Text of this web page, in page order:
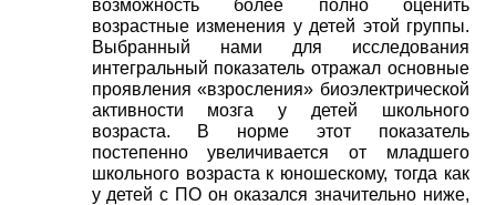
возможность более полно оценить
возрастные изменения у детей этой группы.
Выбранный нами для исследования
интегральный показатель отражал основные
проявления «взросления» биоэлектрической
активности мозга у детей школьного
возраста. В норме этот показатель
постепенно увеличивается от младшего
школьного возраста к юношескому, тогда как
у детей с ПО он оказался значительно ниже,